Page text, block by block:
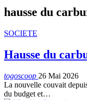
hausse du
SOCIETE
Hausse du
togoscoop 26 Mai 2026
La nouvelle couvait
du budget et…